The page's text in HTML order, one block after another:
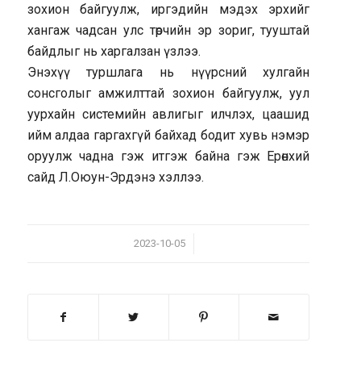
зохион байгуулж, иргэдийн мэдэх эрхийг
хангаж чадсан улс төрчийн эр зориг, тууштай
байдлыг нь харгалзан үзлээ.
Энэхүү туршлага нь нүүрсний хулгайн
сонсголыг амжилттай зохион байгуулж, уул
уурхайн системийн авлигыг илчлэх, цаашид
ийм алдаа гаргахгүй байхад бодит хувь нэмэр
оруулж чадна гэж итгэж байна гэж Ерөнхий
сайд Л.Оюун-Эрдэнэ хэллээ.
2023-10-05
/